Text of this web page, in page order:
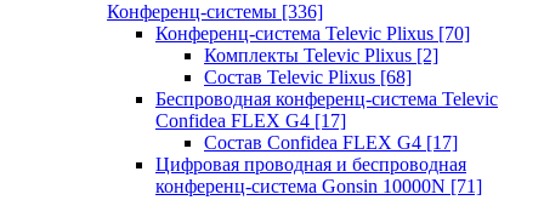
Конференц-системы [336]
Конференц-система Televic Plixus [70]
Комплекты Televic Plixus [2]
Состав Televic Plixus [68]
Беспроводная конференц-система Televic
Confidea FLEX G4 [17]
Состав Confidea FLEX G4 [17]
Цифровая проводная и беспроводная
конференц-система Gonsin 10000N [71]